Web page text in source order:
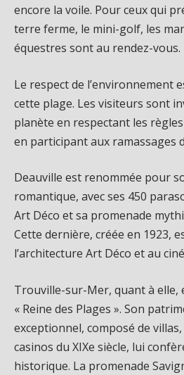
encore la voile. Pour ceux qui
terre ferme, le mini-golf, les
équestres sont au rendez-vous.
Le respect de l’environnement
cette plage. Les visiteurs sont
planète en respectant les
en participant aux ramassages
Deauville est renommée pour
romantique, avec ses 450
Art Déco et sa promenade
Cette dernière, créée en 1923,
l’architecture Art Déco et au
Trouville-sur-Mer, quant à elle,
« Reine des Plages ». Son
exceptionnel, composé de
casinos du XIXe siècle, lui
historique. La promenade